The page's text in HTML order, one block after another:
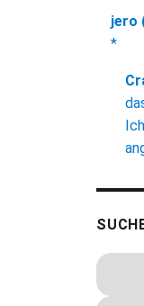
jero
*